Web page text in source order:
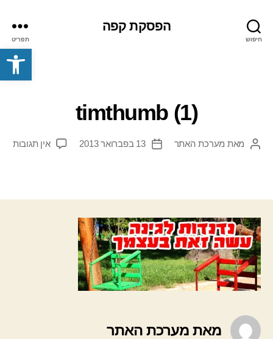
פתח סרגל נגישות
חיפוש
הפסקת קפה
תפריט
timthumb (1)
המחבר
מאת מערכת האתר
תאריך
13 בפברואר 2013 אין תגובותעל
מאת מערכת האתר